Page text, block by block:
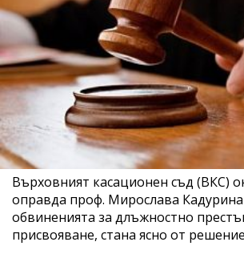
Върховният касационен съд (ВКС)
оправда проф. Мирослава
обвиненията за длъжностно
присвояване, стана ясно от